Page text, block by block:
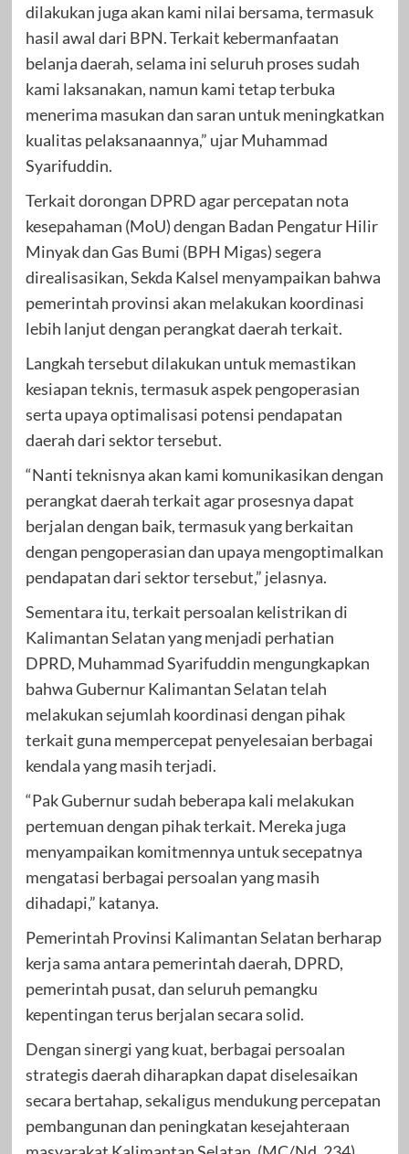
dilakukan juga akan kami nilai bersama, termasuk
hasil awal dari BPN. Terkait kebermanfaatan
belanja daerah, selama ini seluruh proses sudah
kami laksanakan, namun kami tetap terbuka
menerima masukan dan saran untuk meningkatkan
kualitas pelaksanaannya,” ujar Muhammad
Syarifuddin.
Terkait dorongan DPRD agar percepatan nota
kesepahaman (MoU) dengan Badan Pengatur Hilir
Minyak dan Gas Bumi (BPH Migas) segera
direalisasikan, Sekda Kalsel menyampaikan bahwa
pemerintah provinsi akan melakukan koordinasi
lebih lanjut dengan perangkat daerah terkait.
Langkah tersebut dilakukan untuk memastikan
kesiapan teknis, termasuk aspek pengoperasian
serta upaya optimalisasi potensi pendapatan
daerah dari sektor tersebut.
“Nanti teknisnya akan kami komunikasikan dengan
perangkat daerah terkait agar prosesnya dapat
berjalan dengan baik, termasuk yang berkaitan
dengan pengoperasian dan upaya mengoptimalkan
pendapatan dari sektor tersebut,” jelasnya.
Sementara itu, terkait persoalan kelistrikan di
Kalimantan Selatan yang menjadi perhatian
DPRD, Muhammad Syarifuddin mengungkapkan
bahwa Gubernur Kalimantan Selatan telah
melakukan sejumlah koordinasi dengan pihak
terkait guna mempercepat penyelesaian berbagai
kendala yang masih terjadi.
“Pak Gubernur sudah beberapa kali melakukan
pertemuan dengan pihak terkait. Mereka juga
menyampaikan komitmennya untuk secepatnya
mengatasi berbagai persoalan yang masih
dihadapi,” katanya.
Pemerintah Provinsi Kalimantan Selatan berharap
kerja sama antara pemerintah daerah, DPRD,
pemerintah pusat, dan seluruh pemangku
kepentingan terus berjalan secara solid.
Dengan sinergi yang kuat, berbagai persoalan
strategis daerah diharapkan dapat diselesaikan
secara bertahap, sekaligus mendukung percepatan
pembangunan dan peningkatan kesejahteraan